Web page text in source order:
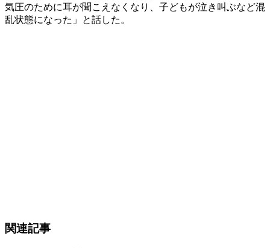
気圧のために耳が聞こえなくなり、子どもが泣き叫ぶなど混
乱状態になった」と話した。
関連記事